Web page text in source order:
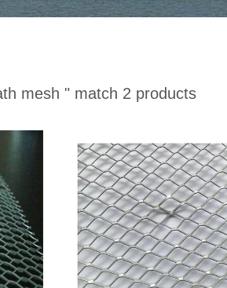
mesh " match 2 products